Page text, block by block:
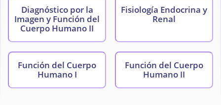
Diagnóstico por la
Imagen y Función del
Cuerpo Humano II
Fisiología Endocrina y
Renal
Función del Cuerpo
Humano I
Función del Cuerpo
Humano II